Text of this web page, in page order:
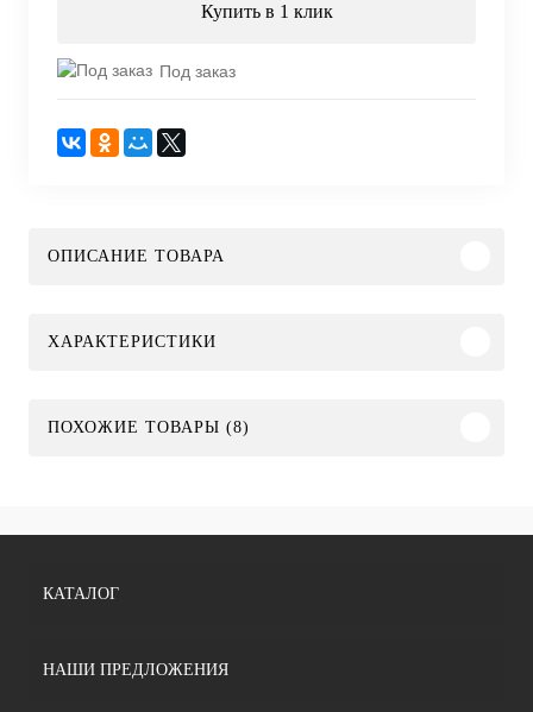
Купить в 1 клик
Под заказ
ОПИСАНИЕ ТОВАРА
ХАРАКТЕРИСТИКИ
ПОХОЖИЕ ТОВАРЫ (8)
КАТАЛОГ
НАШИ ПРЕДЛОЖЕНИЯ